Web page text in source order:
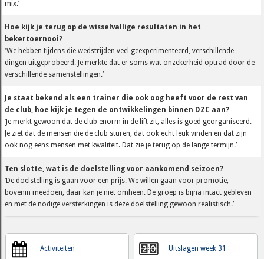
mix.’
Hoe kijk je terug op de wisselvallige resultaten in het
bekertoernooi?
‘We hebben tijdens die wedstrijden veel geëxperimenteerd, verschillende
dingen uitgeprobeerd. Je merkte dat er soms wat onzekerheid optrad door de
verschillende samenstellingen.’
Je staat bekend als een trainer die ook oog heeft voor de rest van
de club, hoe kijk je tegen de ontwikkelingen binnen DZC aan?
‘Je merkt gewoon dat de club enorm in de lift zit, alles is goed georganiseerd.
Je ziet dat de mensen die de club sturen, dat ook echt leuk vinden en dat zijn
ook nog eens mensen met kwaliteit. Dat zie je terug op de lange termijn.’
Ten slotte, wat is de doelstelling voor aankomend seizoen?
‘De doelstelling is gaan voor een prijs. We willen gaan voor promotie,
bovenin meedoen, daar kan je niet omheen. De groep is bijna intact gebleven
en met de nodige versterkingen is deze doelstelling gewoon realistisch.’
Activiteiten Uitslagen week 31